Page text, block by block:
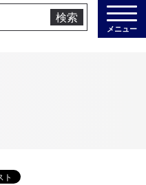
検索
メニュー